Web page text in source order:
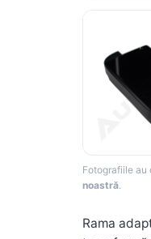
Rame adaptoare Dodge
Rame adaptoare Chrysler
Rame adaptoare Isuzu
Rame adaptoare Iveco
Fotografiile au
noastră.
Rama